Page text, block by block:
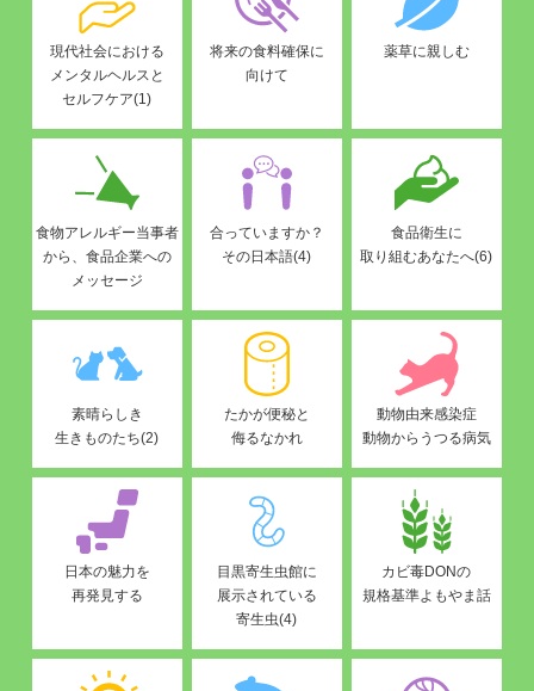
現代社会における
メンタルヘルスと
セルフケア(1)
将来の食料確保に
向けて
薬草に親しむ
食物アレルギー当事者
から、食品企業への
メッセージ
合っていますか？
その日本語(4)
食品衛生に
取り組むあなたへ(6)
素晴らしき
生きものたち(2)
たかが便秘と
侮るなかれ
動物由来感染症
動物からうつる病気
日本の魅力を
再発見する
目黒寄生虫館に
展示されている
寄生虫(4)
カビ毒DONの
規格基準よもやま話